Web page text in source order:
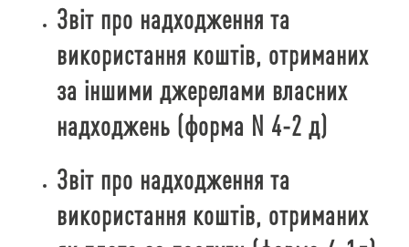
Звіт про надходження та
використання коштів, отриманих
за іншими джерелами власних
надходжень (форма N 4-2 д)
Звіт про надходження та
використання коштів, отриманих